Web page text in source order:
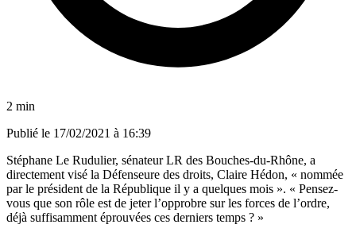
2 min
Publié le 17/02/2021 à 16:39
Stéphane Le Rudulier, sénateur LR des Bouches-du-Rhône, a
directement visé la Défenseure des droits, Claire Hédon, « nommée
par le président de la République il y a quelques mois ». « Pensez-
vous que son rôle est de jeter l’opprobre sur les forces de l’ordre,
déjà suffisamment éprouvées ces derniers temps ? »